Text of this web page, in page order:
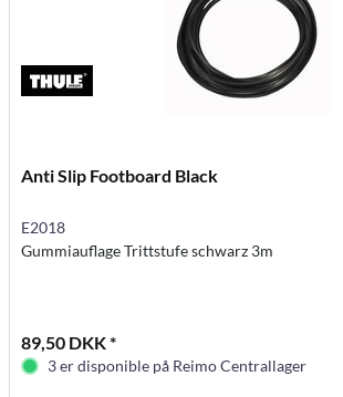
Anti Slip Footboard Black
E2018
Gummiauflage Trittstufe schwarz 3m
89,50 DKK *
3 er disponible på Reimo Centrallager